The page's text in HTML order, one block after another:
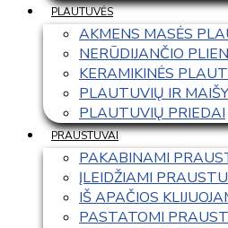
PLAUTUVĖS
AKMENS MASĖS
NERŪDIJANČIO
KERAMIKINĖS
PLAUTUVIŲ IR
PLAUTUVIŲ PRIEDAI
PRAUSTUVAI
PAKABINAMI
ĮLEIDŽIAMI
IŠ APAČIOS
PASTATOMI